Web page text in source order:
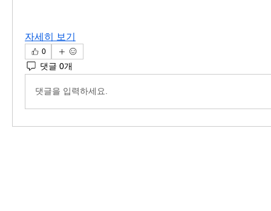
자세히 보기
0
댓글 0개
댓글을 입력하세요.